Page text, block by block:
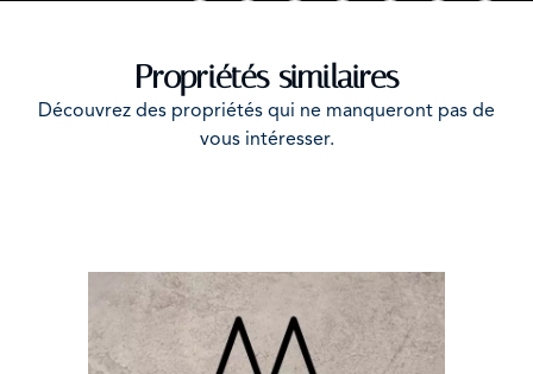
Propriétés similaires
Découvrez des propriétés qui ne manqueront pas de
vous intéresser.